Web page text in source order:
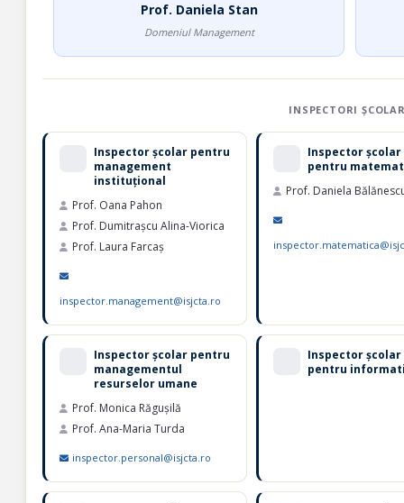
Prof. Daniela Stan
Domeniul Management
INSPECTORI
Inspector școlar pentru
management
instituțional
Prof. Oana Pahon
Prof. Dumitrașcu Alina-Viorica
Prof. Laura Farcaș
inspector.management@isjcta.ro
Inspector școlar
pentru
Prof. Daniela
Inspector școlar pentru
managementul
resurselor umane
Prof. Monica Răgușilă
Prof. Ana-Maria Turda
inspector.personal@isjcta.ro
Inspector școlar
pentru